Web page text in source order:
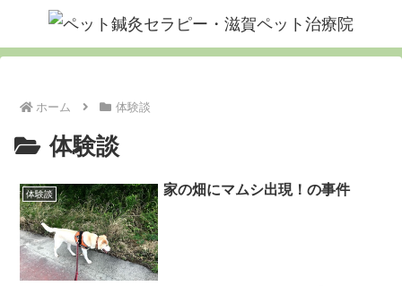
ホーム 体験談
体験談
体験談 家の畑にマムシ出現！の事件